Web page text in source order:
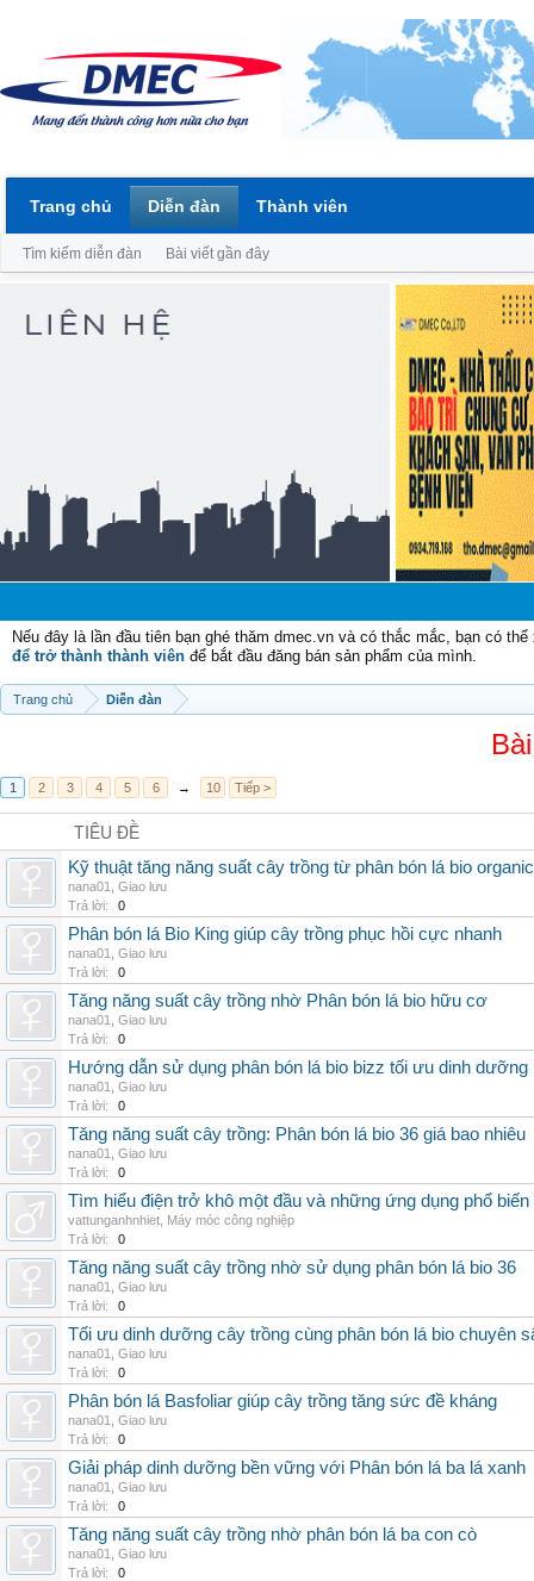
Nếu đây là lần đầu tiên bạn ghé thăm dmec.vn và có thắc mắc, bạn có
để trở thành thành viên để bắt đầu đăng bán sản phẩm của mình.
Trang chủ Diễn đàn
1 2 3 4 5 6 → 10 Tiếp >
TIÊU ĐỀ
Kỹ thuật tăng năng suất cây trồng từ phân bón lá bio organic
nana01
Giao lưu
Trả lời:
0
Phân bón lá Bio King giúp cây trồng phục hồi cực nhanh
nana01
Giao lưu
Trả lời:
0
Tăng năng suất cây trồng nhờ Phân bón lá bio hữu cơ
nana01
Giao lưu
Trả lời:
0
Hướng dẫn sử dụng phân bón lá bio bizz tối ưu dinh dưỡng
nana01
Giao lưu
Trả lời:
0
Tăng năng suất cây trồng: Phân bón lá bio 36 giá bao nhiêu
nana01
Giao lưu
Trả lời:
0
Tìm hiểu điện trở khô một đầu và những ứng dụng phổ
vattunganhnhiet Máy móc công nghiệp
Trả lời:
0
Tăng năng suất cây trồng nhờ sử dụng phân bón lá bio 36
nana01
Giao lưu
Trả lời:
0
Tối ưu dinh dưỡng cây trồng cùng phân bón lá bio chuyên
nana01
Giao lưu
Trả lời:
0
Phân bón lá Basfoliar giúp cây trồng tăng sức đề kháng
nana01
Giao lưu
Trả lời:
0
Giải pháp dinh dưỡng bền vững với Phân bón lá ba lá xanh
nana01
Giao lưu
Trả lời:
0
Tăng năng suất cây trồng nhờ phân bón lá ba con cò
nana01
Giao lưu
Trả lời:
0
Trang chủ Diễn đàn
Tìm kiếm diễn đàn Bài viết gần đây
Thành viên